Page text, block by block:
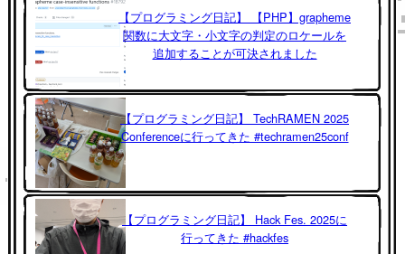
【プログラミング日記】 【PHP】grapheme
関数に大文字・小文字の判定のロケールを
追加することが可決されました
【プログラミング日記】 TechRAMEN 2025
Conferenceに行ってきた #techramen25conf
【プログラミング日記】 Hack Fes. 2025に
行ってきた #hackfes